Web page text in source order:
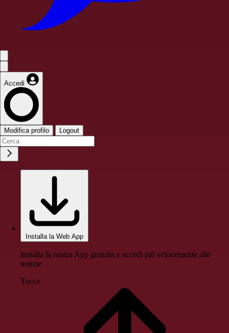
Accedi
Modifica profilo Logout
Installa la Web App
Installa la nostra App gratuita e accedi più velocemente alle
notizie
Tocca